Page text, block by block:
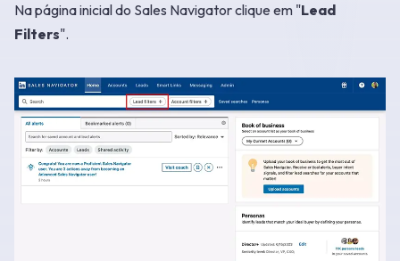
Na página inicial do Sales Navigator clique em "Lead
Filters".